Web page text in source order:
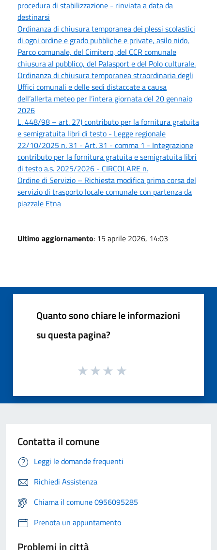
procedura di stabilizzazione - rinviata a data da
destinarsi
Ordinanza di chiusura temporanea dei plessi scolastici
di ogni ordine e grado pubbliche e private, asilo nido,
Parco comunale, del Cimitero, del CCR comunale
chiusura al pubblico, del Palasport e del Polo culturale.
Ordinanza di chiusura temporanea straordinaria degli
Uffici comunali e delle sedi distaccate a causa
dell’allerta meteo per l’intera giornata del 20 gennaio
2026
L. 448/98 – art. 27) contributo per la fornitura gratuita
e semigratuita libri di testo - Legge regionale
22/10/2025 n. 31 - Art. 31 - comma 1 - Integrazione
contributo per la fornitura gratuita e semigratuita libri
di testo a.s. 2025/2026 - CIRCOLARE n.
Ordine di Servizio – Richiesta modifica prima corsa del
servizio di trasporto locale comunale con partenza da
piazzale Etna
Ultimo aggiornamento: 15 aprile 2026, 14:03
Quanto sono chiare le informazioni
su questa pagina?
Contatta il comune
Leggi le domande frequenti
Richiedi Assistenza
Chiama il comune 0956095285
Prenota un appuntamento
Problemi in città